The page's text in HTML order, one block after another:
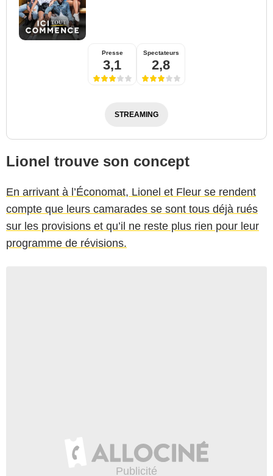
Presse
3,1
Spectateurs
2,8
STREAMING
Lionel trouve son concept
En arrivant à l’Économat, Lionel et Fleur se rendent
compte que leurs camarades se sont tous déjà rués
sur les provisions et qu’il ne reste plus rien pour leur
programme de révisions.